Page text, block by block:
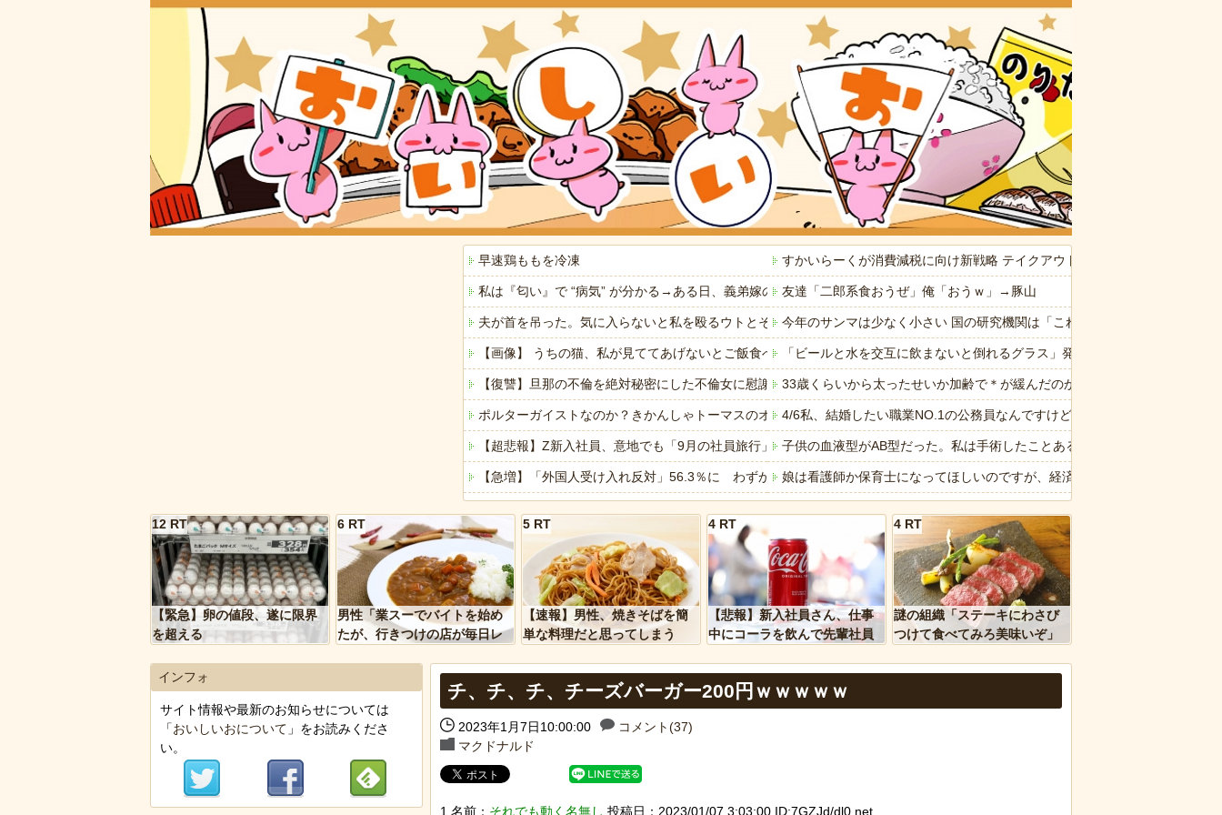
早速鶏ももを冷凍
私は『匂い』で “病気” が分かる→ある日、義弟嫁の子供から「ガンの匂い」がし始めたので、夫経由で「ガンではないか」と伝
夫が首を吊った。気に入らないと私を殴るウトとそれを傍観するトメに生活費をくれない夫…地獄の義実家をでて離婚しようと
【画像】 うちの猫、私が見ててあげないとご飯食べないのなんでなん
【復讐】旦那の不倫を絶対秘密にした不倫女に慰謝料請求→でも気持ちが収まらず...
ポルターガイストなのか？きかんしゃトーマスのオモチャが勝手に動き回る
【超悲報】Z新入社員、意地でも「9月の社員旅行」の計画をやらないｗｗｗｗｗ
【急増】「外国人受け入れ反対」56.3％に わずか2年で20.7ポイント増、東大調査「若い世代ほど増加」
「ぞわっとした…」カルディで売っているコーヒーのパッケージが“一瞬怖い”と話題にwwww
「アメリカのヤンキーがアジア人にケンカを売った結果ｗｗｗ」 ほか
「あなたはアメリカを愛していますか」「はい」トランプ、国防総省職員数千人をウソ発見器にかける方針
ヒーローのサバイバルアクション Siege Survivors
【中国】パトカーの前で好演技www当たり屋やお煽り運転など盛りだくさん
すかいらーくが消費減税に向け新戦略 テイクアウト商品は1%へ 店内飲食は
友達「二郎系食おうぜ」俺「おうｗ」→豚山
今年のサンマは少なく小さい 国の研究機関は「これまでになく厳しい年にな
「ビールと水を交互に飲まないと倒れるグラス」発売 適正飲酒を施す
33歳くらいから太ったせいか加齢で＊が緩んだのかチョビッと漏れるように
4/6私、結婚したい職業NO.1の公務員なんですけど、嫁が子供連れて家出
子供の血液型がAB型だった。私は手術したことあるからA型で合ってるし
娘は看護師か保育士になってほしいのですが、経済学部に行きたいと言い
【地獄】あるゲーセンで「飲むヨーグルト」がクレーンゲームの景品に→飲
ジャングリア沖縄「3万円です」←ディズニー超えの強気価格ｗｗｗ
近所のコープにいる爺さん、隙あらば他人のカゴに商品を入れようとする
すまん、マジのガチでウーバーが無理なんやが
【悲報】味噌ラーメンで行列、出来ない
12 RT
【緊急】卵の値段、遂に限界
を超える
6 RT
男性「業スーでバイトを始め
たが、行きつけの店が毎日レ
5 RT
【速報】男性、焼きそばを簡
単な料理だと思ってしまう
4 RT
【悲報】新入社員さん、仕事
中にコーラを飲んで先輩社員
4 RT
謎の組織「ステーキにわさび
つけて食べてみろ美味いぞ」
チ、チ、チ、チーズバーガー200円ｗｗｗｗｗ
2023年1月7日10:00:00
コメント(37)
マクドナルド
1 名前： それでも動く名無し 投稿日：2023/01/07 3:03:00 ID:7GZJd/dl0.net
インフォ
サイト情報や最新のお知らせについては
「おいしいおについて 」をお読みくださ
い。